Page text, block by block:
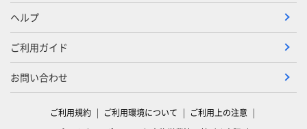
ヘルプ
ご利用ガイド
お問い合わせ
ご利用規約 ご利用環境について
ご利用上の注意